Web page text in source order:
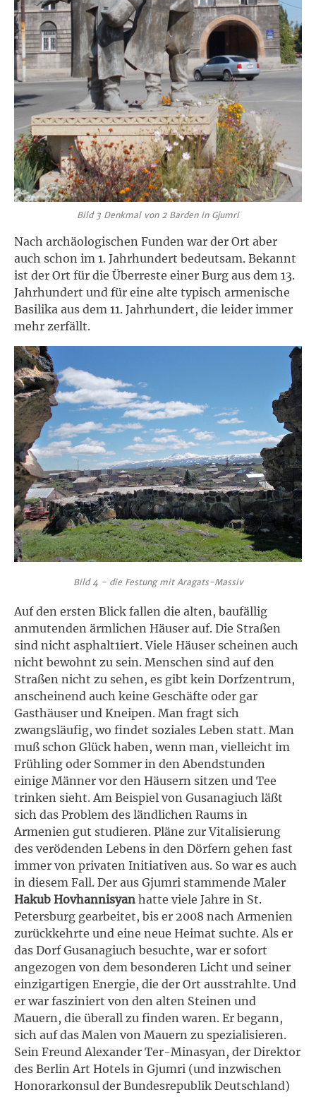
Bild 3 Denkmal von 2 Barden in Gjumri
Nach archäologischen Funden war der Ort aber
auch schon im 1. Jahrhundert bedeutsam. Bekannt
ist der Ort für die Überreste einer Burg aus dem 13.
Jahrhundert und für eine alte typisch armenische
Basilika aus dem 11. Jahrhundert, die leider immer
mehr zerfällt.
Bild 4 - die Festung mit Aragats-Massiv
Auf den ersten Blick fallen die alten, baufällig
anmutenden ärmlichen Häuser auf. Die Straßen
sind nicht asphalt1iert. Viele Häuser scheinen auch
nicht bewohnt zu sein. Menschen sind auf den
Straßen nicht zu sehen, es gibt kein Dorfzentrum,
anscheinend auch keine Geschäfte oder gar
Gasthäuser und Kneipen. Man fragt sich
zwangsläufig, wo findet soziales Leben statt. Man
muß schon Glück haben, wenn man, vielleicht im
Frühling oder Sommer in den Abendstunden
einige Männer vor den Häusern sitzen und Tee
trinken sieht. Am Beispiel von Gusanagiuch läßt
sich das Problem des ländlichen Raums in
Armenien gut studieren. Pläne zur Vitalisierung
des verödenden Lebens in den Dörfern gehen fast
immer von privaten Initiativen aus. So war es auch
in diesem Fall. Der aus Gjumri stammende Maler
Hakub Hovhannisyan hatte viele Jahre in St.
Petersburg gearbeitet, bis er 2008 nach Armenien
zurückkehrte und eine neue Heimat suchte. Als er
das Dorf Gusanagiuch besuchte, war er sofort
angezogen von dem besonderen Licht und seiner
einzigartigen Energie, die der Ort ausstrahlte. Und
er war fasziniert von den alten Steinen und
Mauern, die überall zu finden waren. Er begann,
sich auf das Malen von Mauern zu spezialisieren.
Sein Freund Alexander Ter-Minasyan, der Direktor
des Berlin Art Hotels in Gjumri (und inzwischen
Honorarkonsul der Bundesrepublik Deutschland)